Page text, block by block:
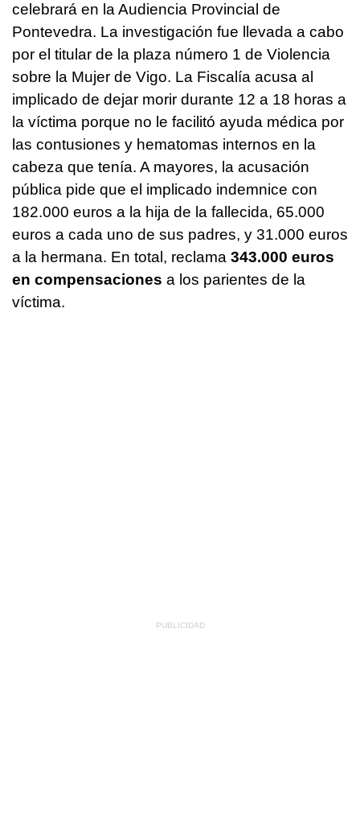
celebrará en la Audiencia Provincial de
Pontevedra. La investigación fue llevada a cabo
por el titular de la plaza número 1 de Violencia
sobre la Mujer de Vigo. La Fiscalía acusa al
implicado de dejar morir durante 12 a 18 horas a
la víctima porque no le facilitó ayuda médica por
las contusiones y hematomas internos en la
cabeza que tenía. A mayores, la acusación
pública pide que el implicado indemnice con
182.000 euros a la hija de la fallecida, 65.000
euros a cada uno de sus padres, y 31.000 euros
a la hermana. En total, reclama 343.000 euros
en compensaciones a los parientes de la
víctima.